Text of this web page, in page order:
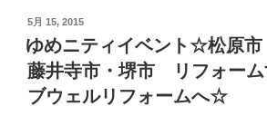
投
稿
日:
5月 15, 2015
ゆめニティイベント☆松原市
藤井寺市・堺市 リフォーム
ブウェルリフォームへ☆